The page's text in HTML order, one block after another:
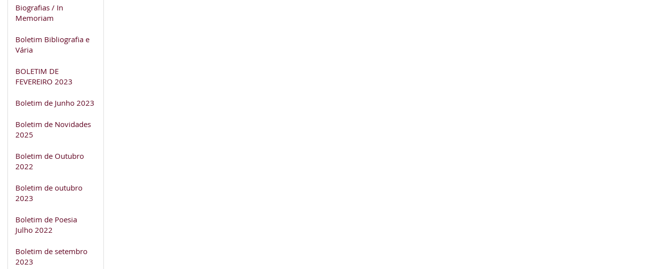
Biografias / In
Memoriam
Boletim Bibliografia e
Vária
BOLETIM DE
FEVEREIRO 2023
Boletim de Junho 2023
Boletim de Novidades
2025
Boletim de Outubro
2022
Boletim de outubro
2023
Boletim de Poesia
Julho 2022
Boletim de setembro
2023